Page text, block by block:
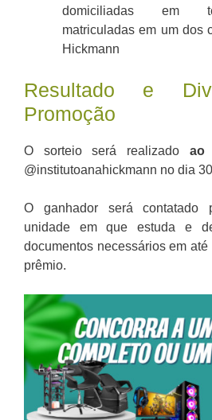
domiciliadas em
matriculadas em um dos
Hickmann
Resultado e
Promoção
O sorteio será realizado ao
@institutoanahickmann no dia
O ganhador será contatado
unidade em que estuda e
documentos necessários em
prêmio.